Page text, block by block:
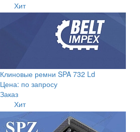
Хит
Клиновые ремни SPA 732 Ld
Цена: по запросу
Заказ
Хит